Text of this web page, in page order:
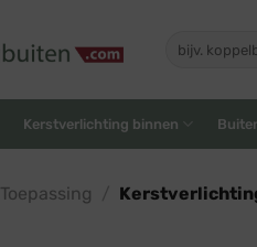
naar:
Kerstverlichting binnen
Toepassing